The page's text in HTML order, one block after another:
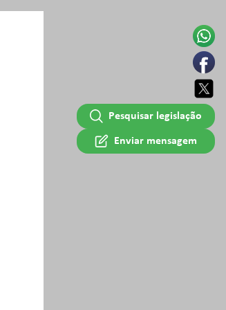
Pesquisar legislação
Enviar mensagem